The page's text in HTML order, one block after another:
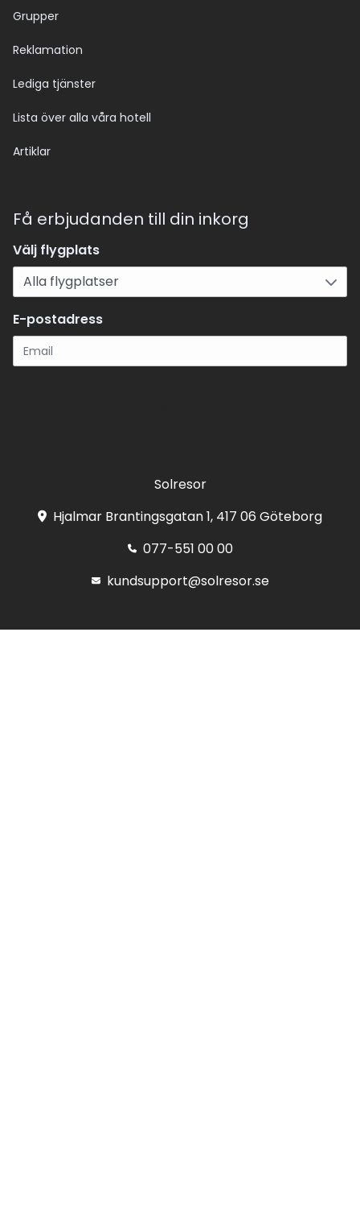
Grupper
Reklamation
Lediga tjänster
Lista över alla våra hotell
Artiklar
Få erbjudanden till din inkorg
Välj flygplats
E-postadress
Solresor
Hjalmar Brantingsgatan 1, 417 06 Göteborg
077-551 00 00
kundsupport@solresor.se